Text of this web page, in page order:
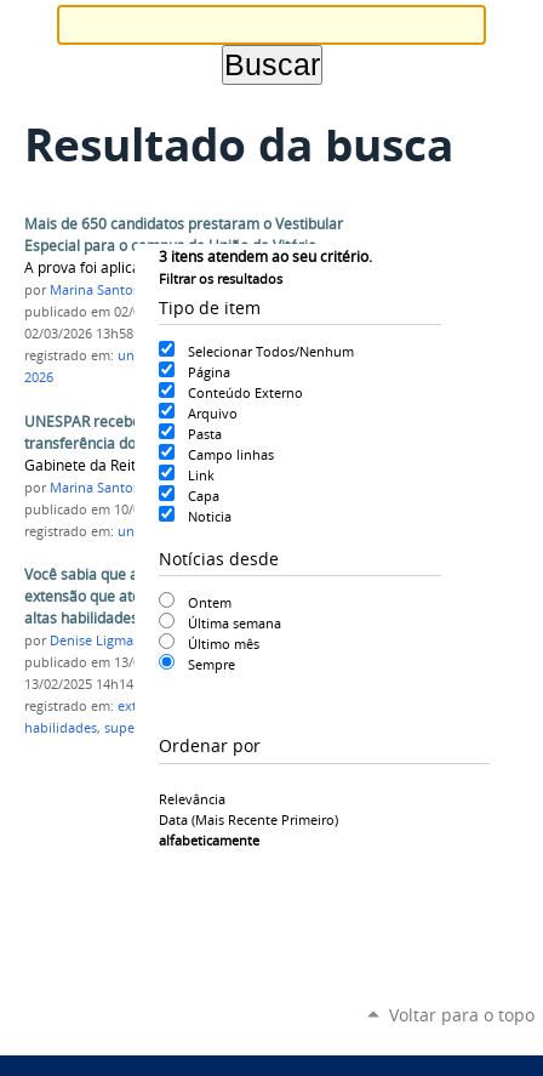
Resultado da busca
3 itens atendem ao seu critério.
Filtrar os resultados
Tipo de item
Selecionar Todos/Nenhum
Página
Conteúdo Externo
Arquivo
Pasta
Campo linhas
Link
Capa
Noticia
Notícias desde
Ontem
Última semana
Último mês
Sempre
Ordenar por
Relevância
Data (mais Recente Primeiro)
alfabeticamente
Mais de 650 candidatos prestaram o Vestibular
Especial para o campus de União da Vitória
A prova foi aplicada neste domingo no município
por Marina Santos Daum
publicado em 02/03/2026—última modificação
02/03/2026 13h58
registrado em: uniuv ,união da vitoria,vestibular
2026
UNESPAR recebe escritura pública de
transferência dos bens imóveis da UNIUV
Gabinete da Reitoria
por Marina Santos Daum
publicado em 10/03/2026
registrado em: uniuv
Você sabia que a Unespar tem um projeto de
extensão que atende alunos com indicativos de
altas habilidades e/ou superdotação?
por Denise Ligmanovski
publicado em 13/02/2025 —última modificação
13/02/2025 14h14
registrado em: extensão
habilidades, superdotação
Voltar para o topo